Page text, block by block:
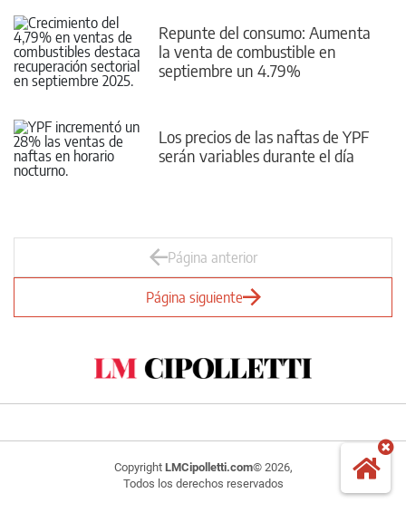
Repunte del consumo: Aumenta
la venta de combustible en
septiembre un 4.79%
Los precios de las naftas de YPF
serán variables durante el día
Página anterior
Página siguiente
Copyright LMCipolletti.com© 2026,
Todos los derechos reservados